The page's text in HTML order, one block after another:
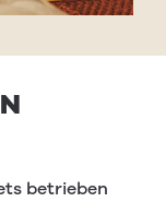
betrieben